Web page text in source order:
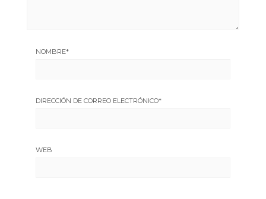
NOMBRE*
DIRECCIÓN DE CORREO ELECTRÓNICO*
WEB